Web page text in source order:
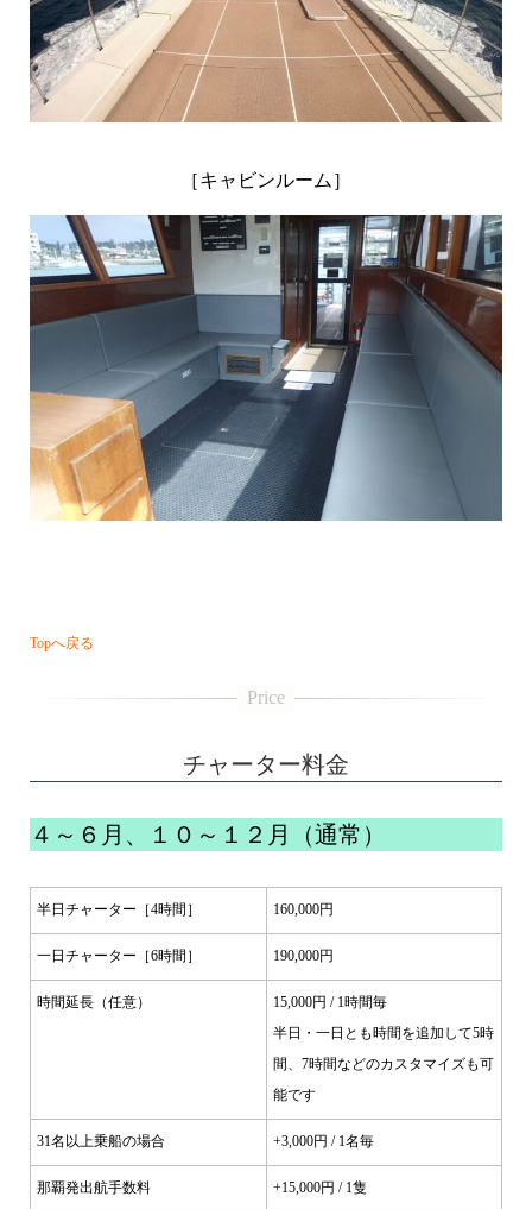
［キャビンルーム］
Topへ戻る
チャーター料金
４～６月、１０～１２月（通常）
半日チャーター［4時間］ 160,000円
一日チャーター［6時間］ 190,000円
時間延長（任意）
15,000円 / 1時間毎
半日・一日とも時間を追加して5時
間、7時間などのカスタマイズも可
能です
31名以上乗船の場合 +3,000円 / 1名毎
那覇発出航手数料 +15,000円 / 1隻